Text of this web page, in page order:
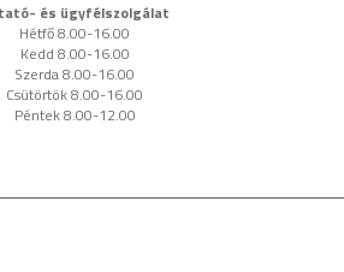
és ügyfélszolgálat
Hétfő 8.00-16.00
Kedd 8.00-16.00
Szerda 8.00-16.00
Csütörtök 8.00-16.00
Péntek 8.00-12.00